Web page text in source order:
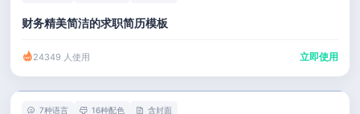
财务精美简洁的求职简历模板
24349 人使用 立即使用
7种语言 16种配色 含封面